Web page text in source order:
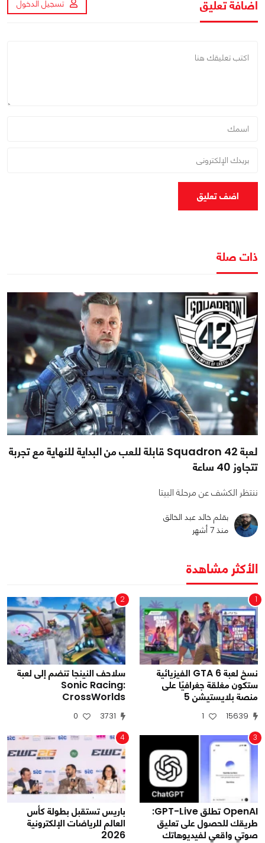
اضافة تعليق تسجيل الدخول
اضف تعليق
ذات صلة
لعبة Squadron 42 قابلة للعب من البداية للنهاية مع تجربة
تتجاوز 40 ساعة
ننتظر الكشف عن مرحلة البيتا
بقلم خالد عبد الخالق
منذ 7 أشهر
الأكثر مشاهدة
1
نسخ لعبة GTA 6 الفيزيائية
ستكون مغلقة جغرافيًا على
منصة بلايستيشن 5
15639
1
2
سلاحف النينجا تنضم إلى لعبة
Sonic Racing:
CrossWorlds
3731
0
3
OpenAI تطلق GPT-Live:
طريقك للحصول على تعليق
صوتي واقعي لفيديوهاتك
4
باريس تستقبل بطولة كأس
العالم للرياضات الإلكترونية
2026